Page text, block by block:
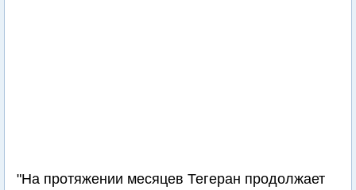
"На протяжении месяцев Тегеран продолжает